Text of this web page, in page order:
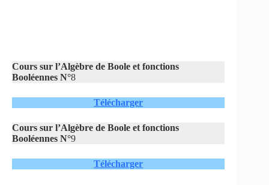
Cours sur l’Algèbre de Boole et fonctions
Booléennes N°8
Télécharger
Cours sur l’Algèbre de Boole et fonctions
Booléennes N°9
Télécharger